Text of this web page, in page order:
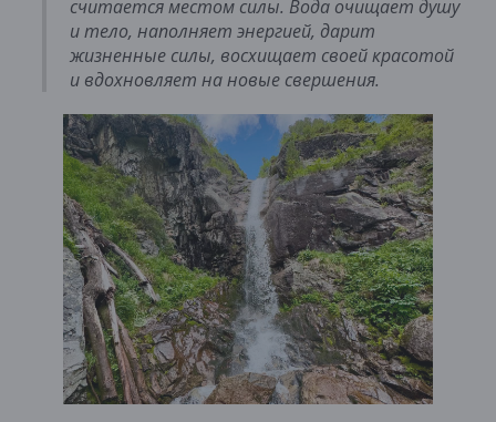
считается местом силы. Вода очищает душу
и тело, наполняет энергией, дарит
жизненные силы, восхищает своей красотой
и вдохновляет на новые свершения.